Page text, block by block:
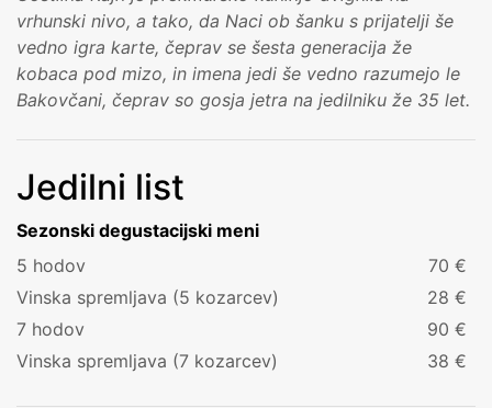
vrhunski nivo, a tako, da Naci ob šanku s prijatelji še
vedno igra karte, čeprav se šesta generacija že
kobaca pod mizo, in imena jedi še vedno razumejo le
Bakovčani, čeprav so gosja jetra na jedilniku že 35 let.
Jedilni list
Sezonski degustacijski meni
5 hodov
70 €
Vinska spremljava (5 kozarcev)
28 €
7 hodov
90 €
Vinska spremljava (7 kozarcev)
38 €